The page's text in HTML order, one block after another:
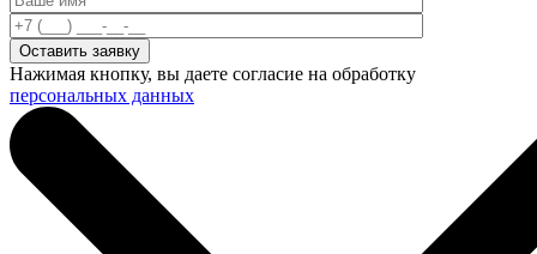
Нажимая кнопку, вы даете согласие на обработку
персональных данных